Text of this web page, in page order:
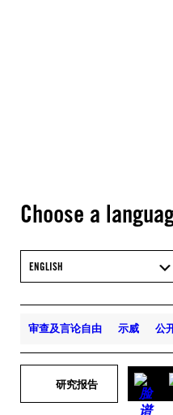
Choose a
ENGLISH
审查及言论自由 示威 公
研究报告